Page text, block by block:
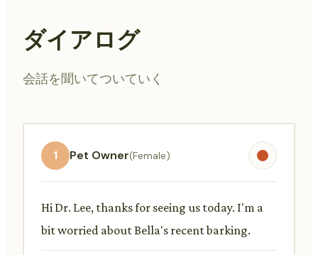
ダイアログ
会話を聞いてついていく
1 Pet Owner(Female)
Hi Dr. Lee, thanks for seeing us today. I'm a
bit worried about Bella's recent barking.